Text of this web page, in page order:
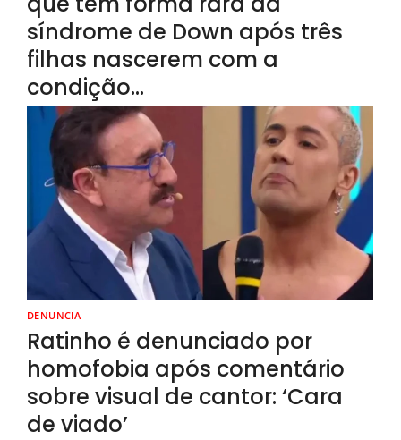
síndrome de Down após três
filhas nascerem com a
condição…
DENUNCIA
Ratinho é denunciado por
homofobia após comentário
sobre visual de cantor: ‘Cara
de viado’